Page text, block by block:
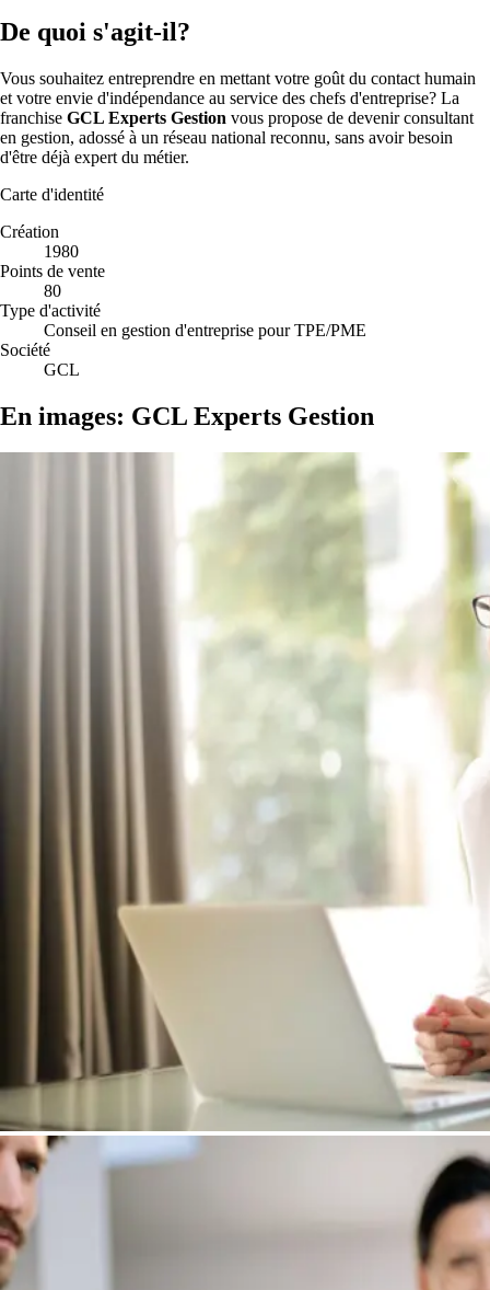
De quoi s'agit-il?
Vous souhaitez entreprendre en mettant votre goût du contact humain
et votre envie d'indépendance au service des chefs d'entreprise? La
franchise GCL Experts Gestion vous propose de devenir consultant
en gestion, adossé à un réseau national reconnu, sans avoir besoin
d'être déjà expert du métier.
Carte d'identité
Création
1980
Points de vente
80
Type d'activité
Conseil en gestion d'entreprise pour TPE/PME
Société
GCL
En images: GCL Experts Gestion